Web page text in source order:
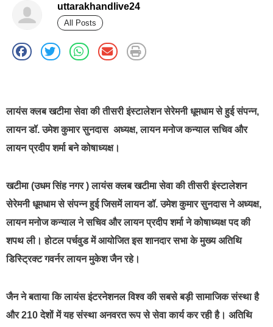
uttarakhandlive24
All Posts
लायंस क्लब खटीमा सेवा की तीसरी इंस्टालेशन सेरेमनी धूमधाम से हुई संपन्न,
लायन डॉ. उमेश कुमार सुनदास अध्यक्ष, लायन मनोज कन्याल सचिव और
लायन प्रदीप शर्मा बने कोषाध्यक्ष।
खटीमा (उधम सिंह नगर ) लायंस क्लब खटीमा सेवा की तीसरी इंस्टालेशन
सेरेमनी धूमधाम से संपन्न हुई जिसमें लायन डॉ. उमेश कुमार सुनदास ने अध्यक्ष,
लायन मनोज कन्याल ने सचिव और लायन प्रदीप शर्मा ने कोषाध्यक्ष पद की
शपथ ली। होटल पर्चवुड में आयोजित इस शानदार सभा के मुख्य अतिथि
डिस्ट्रिक्ट गवर्नर लायन मुकेश जैन रहे।
जैन ने बताया कि लायंस इंटरनेशनल विश्व की सबसे बड़ी सामाजिक संस्था है
और 210 देशों में यह संस्था अनवरत रूप से सेवा कार्य कर रही है। अतिथि